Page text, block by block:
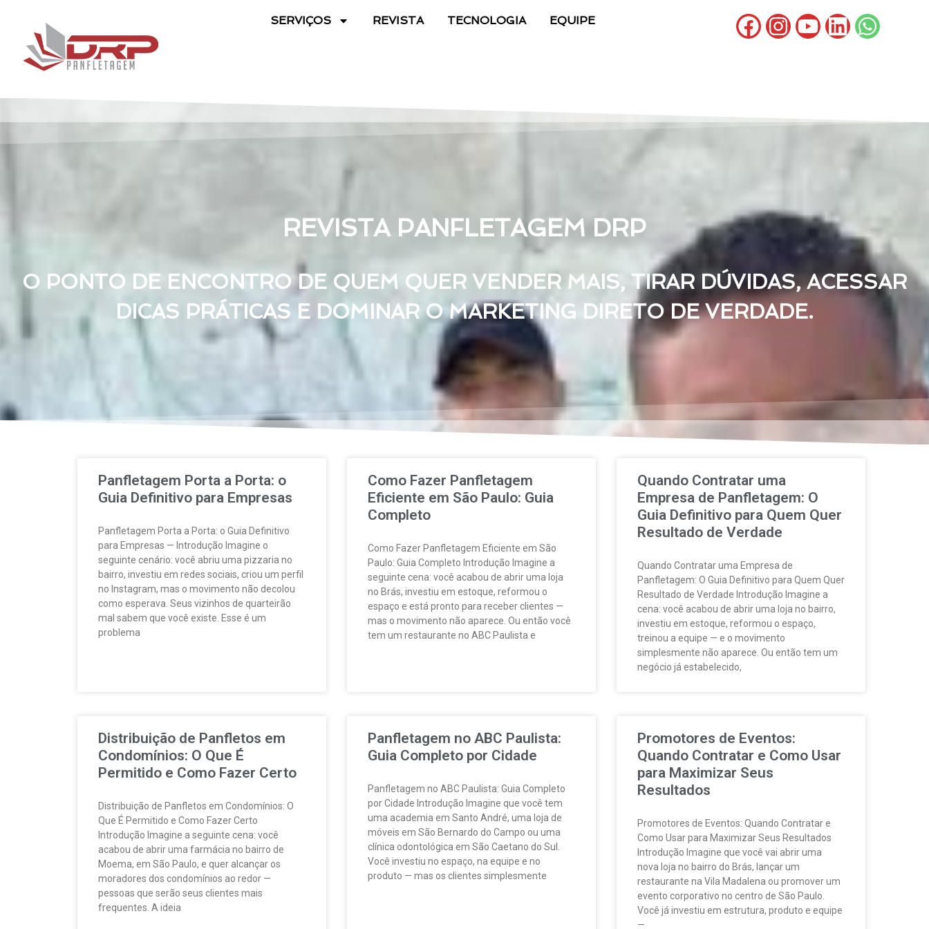
SERVIÇOS REVISTA TECNOLOGIA EQUIPE
REVISTA PANFLETAGEM DRP
O PONTO DE ENCONTRO DE QUEM QUER VENDER MAIS, TIRAR DÚVIDAS, ACESSAR
DICAS PRÁTICAS E DOMINAR O MARKETING DIRETO DE VERDADE.
Panfletagem Porta a Porta: o
Guia Definitivo para Empresas
Panfletagem Porta a Porta: o Guia Definitivo
para Empresas — Introdução Imagine o
seguinte cenário: você abriu uma pizzaria no
bairro, investiu em redes sociais, criou um perfil
no Instagram, mas o movimento não decolou
como esperava. Seus vizinhos de quarteirão
mal sabem que você existe. Esse é um
problema
Como Fazer Panfletagem
Eficiente em São Paulo: Guia
Completo
Como Fazer Panfletagem Eficiente em São
Paulo: Guia Completo Introdução Imagine a
seguinte cena: você acabou de abrir uma loja
no Brás, investiu em estoque, reformou o
espaço e está pronto para receber clientes —
mas o movimento não aparece. Ou então você
tem um restaurante no ABC Paulista e
Quando Contratar uma
Empresa de Panfletagem: O
Guia Definitivo para Quem Quer
Resultado de Verdade
Quando Contratar uma Empresa de
Panfletagem: O Guia Definitivo para Quem Quer
Resultado de Verdade Introdução Imagine a
cena: você acabou de abrir uma loja no bairro,
investiu em estoque, reformou o espaço,
treinou a equipe — e o movimento
simplesmente não aparece. Ou então tem um
negócio já estabelecido,
Distribuição de Panfletos em
Condomínios: O Que É
Permitido e Como Fazer Certo
Distribuição de Panfletos em Condomínios: O
Que É Permitido e Como Fazer Certo
Introdução Imagine a seguinte cena: você
acabou de abrir uma farmácia no bairro de
Moema, em São Paulo, e quer alcançar os
moradores dos condomínios ao redor —
pessoas que serão seus clientes mais
frequentes. A ideia
Panfletagem no ABC Paulista:
Guia Completo por Cidade
Panfletagem no ABC Paulista: Guia Completo
por Cidade Introdução Imagine que você tem
uma academia em Santo André, uma loja de
móveis em São Bernardo do Campo ou uma
clínica odontológica em São Caetano do Sul.
Você investiu no espaço, na equipe e no
produto — mas os clientes simplesmente
Promotores de Eventos:
Quando Contratar e Como Usar
para Maximizar Seus
Resultados
Promotores de Eventos: Quando Contratar e
Como Usar para Maximizar Seus Resultados
Introdução Imagine que você vai abrir uma
nova loja no bairro do Brás, lançar um
restaurante na Vila Madalena ou promover um
evento corporativo no centro de São Paulo.
Você já investiu em estrutura, produto e equipe
—